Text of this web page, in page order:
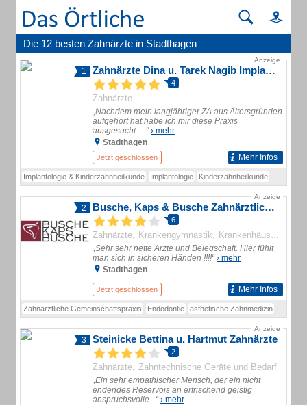
Die 12 besten Zahnärzte in Stadthagen
Anzeige
1 Zahnärzte Dina u. Tarek Nagib Implantologie & Kinderzahnheilkunde
4
Zahnärzte
„Nachdem mein langjähriger ZA aus Altersgründen
aufgehört hat,habe ich mir diese Praxis
ausgesucht. ...“› mehr
Stadthagen
Jetzt geschlossen Mehr Infos
Implantologie & Kinderzahnheilkunde Implantologie Kinderzahnheilkunde
Anzeige
2 Busche, Kaps & Busche Zahnärztliche Gemeinschaftspraxis
6
Zahnärzte Krankengymnastik Krankenhäuser und Kliniken
„Sehr sehr nette Ärzte und Belegschaft. Hier fühlt
man sich in sicheren Händen !!!!“› mehr
Stadthagen
Jetzt geschlossen Mehr Infos
Zahnärztliche Gemeinschaftspraxis Endodontie ästhetische Zahnmedizin
Anzeige
3 Steinicke Bettina u. Hartmut Zahnärzte
2
Zahnärzte Zahntechnische Geräte und Bedarf
„Ein sehr empathischer Mensch, der ein nicht
endendes Reservois an erfrischend geistig
anspruchsvolle...“› mehr